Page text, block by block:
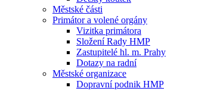
Městské části
Primátor a volené orgány
Vizitka primátora
Složení Rady HMP
Zastupitelé hl. m. Prahy
Dotazy na radní
Městské organizace
Dopravní podnik HMP